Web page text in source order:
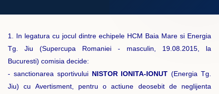
1. In legatura cu jocul dintre echipele HCM Baia Mare si Energia
Tg. Jiu (Supercupa Romaniei - masculin, 19.08.2015, la
Bucuresti) comisia decide:
- sanctionarea sportivului NISTOR IONITA-IONUT (Energia Tg.
Jiu) cu Avertisment, pentru o actiune deosebit de neglijenta